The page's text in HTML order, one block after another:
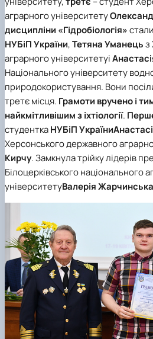
аграрного університету
дисципліни «Гідробіологія»стали
НУБіП України,Тетяна Уманецьз
аграрного університетуі
Національного університету
природокористування. Вони
третємісця. Грамоти вручено і
найкмітливішим з іхтіології.
студенткаНУБіП України
Херсонського державного
Кирчу. Замкнула трійку лідерів
Білоцерківського національного
університетуВалерія Жарчинська